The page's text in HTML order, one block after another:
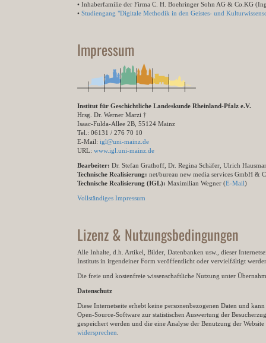
• Inhaberfamilie der Firma C. H. Boehringer Sohn AG & Co.KG
• Studiengang "Digitale Methodik in den Geistes- und
Impressum
Institut für Geschichtliche Landeskunde Rheinland-Pfalz e.V.
Hrsg. Dr. Werner Marzi †
Isaac-Fulda-Allee 2B, 55124 Mainz
Tel.: 06131 / 276 70 10
E-Mail: igl@uni-mainz.de
URL: www.igl.uni-mainz.de
Bearbeiter: Dr. Stefan Grathoff, Dr. Regina Schäfer, Ulrich
Technische Realisierung: net/bureau new media services GmbH &
Technische Realisierung (IGL): Maximilian Wegner (E-Mail)
Vollständiges Impressum
Lizenz & Nutzungsbedingungen
Alle Inhalte, d.h. Artikel, Bilder, Datenbanken usw., dieser
Instituts in irgendeiner Form veröffentlicht oder vervielfältigt
Die freie und kostenfreie wissenschaftliche Nutzung unter
Datenschutz
Diese Internetseite erhebt keine personenbezogenen Daten und
Open-Source-Software zur statistischen Auswertung der
gespeichert werden und die eine Analyse der Benutzung der
widersprechen